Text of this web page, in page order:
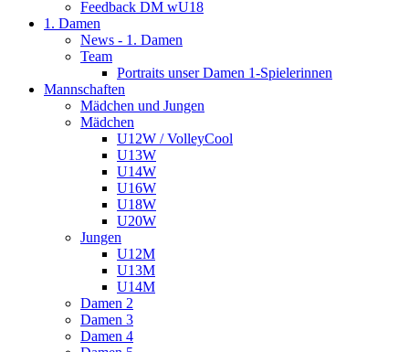
Feedback DM wU18
1. Damen
News - 1. Damen
Team
Portraits unser Damen 1-Spielerinnen
Mannschaften
Mädchen und Jungen
Mädchen
U12W / VolleyCool
U13W
U14W
U16W
U18W
U20W
Jungen
U12M
U13M
U14M
Damen 2
Damen 3
Damen 4